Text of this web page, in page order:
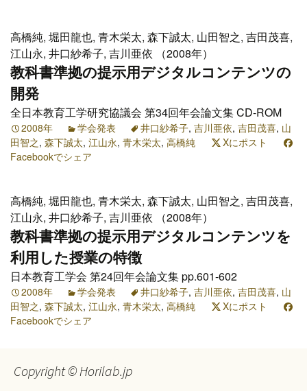
高橋純, 堀田龍也, 青木栄太, 森下誠太, 山田智之, 吉田茂喜,
江山永, 井口紗希子, 吉川亜依 （2008年）
教科書準拠の提示用デジタルコンテンツの
開発
全日本教育工学研究協議会 第34回年会論文集 CD-ROM
2008年 学会発表 井口紗希子, 吉川亜依, 吉田茂喜, 山
田智之, 森下誠太, 江山永, 青木栄太, 高橋純
Xにポスト
Facebookでシェア
高橋純, 堀田龍也, 青木栄太, 森下誠太, 山田智之, 吉田茂喜,
江山永, 井口紗希子, 吉川亜依 （2008年）
教科書準拠の提示用デジタルコンテンツを
利用した授業の特徴
日本教育工学会 第24回年会論文集 pp.601-602
2008年 学会発表 井口紗希子, 吉川亜依, 吉田茂喜, 山
田智之, 森下誠太, 江山永, 青木栄太, 高橋純
Xにポスト
Facebookでシェア
Copyright © Horilab.jp